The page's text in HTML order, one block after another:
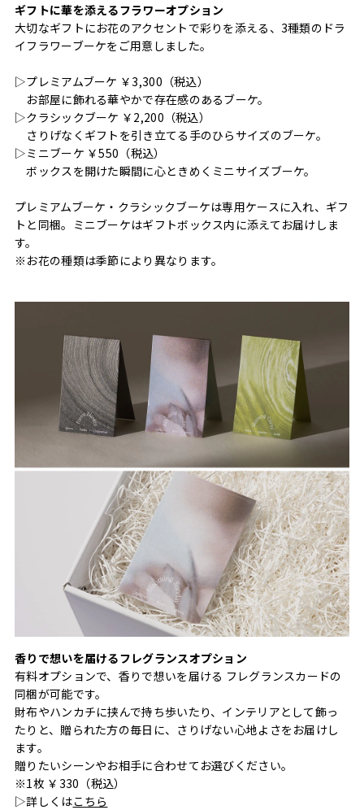
ギフトに華を添えるフラワーオプション
大切なギフトにお花のアクセントで彩りを添える、3種類のドラ
イフラワーブーケをご用意しました。
▷プレミアムブーケ ￥3,300（税込）
お部屋に飾れる華やかで存在感のあるブーケ。
▷クラシックブーケ ￥2,200（税込）
さりげなくギフトを引き立てる手のひらサイズのブーケ。
▷ミニブーケ ￥550（税込）
ボックスを開けた瞬間に心ときめくミニサイズブーケ。
プレミアムブーケ・クラシックブーケは専用ケースに入れ、ギフ
トと同梱。ミニブーケはギフトボックス内に添えてお届けしま
す。
※お花の種類は季節により異なります。
香りで想いを届けるフレグランスオプション
有料オプションで、香りで想いを届ける フレグランスカードの
同梱が可能です。
財布やハンカチに挟んで持ち歩いたり、インテリアとして飾っ
たりと、贈られた方の毎日に、さりげない心地よさをお届けし
ます。
贈りたいシーンやお相手に合わせてお選びください。
※1枚 ￥330（税込）
▷詳しくはこちら